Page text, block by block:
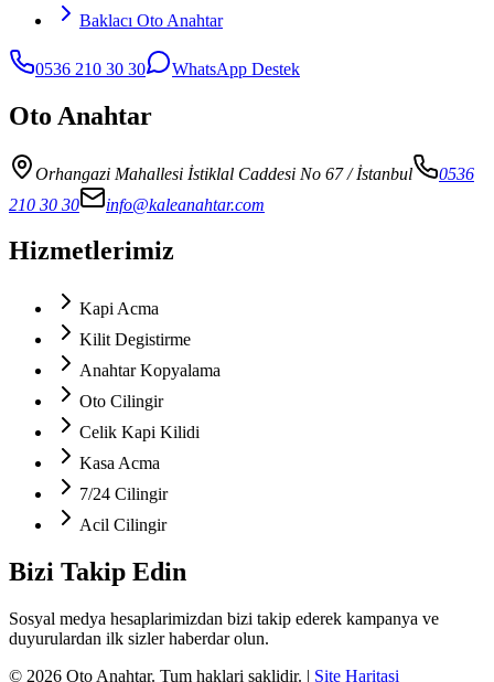
Baklacı Oto Anahtar
0536 210 30 30 WhatsApp Destek
Oto Anahtar
Orhangazi Mahallesi İstiklal Caddesi No 67/ İstanbul
0536
210 30 30
info@kaleanahtar.com
Hizmetlerimiz
Kapi Acma
Kilit Degistirme
Anahtar Kopyalama
Oto Cilingir
Celik Kapi Kilidi
Kasa Acma
7/24 Cilingir
Acil Cilingir
Bizi Takip Edin
Sosyal medya hesaplarimizdan bizi takip ederek kampanya ve
duyurulardan ilk sizler haberdar olun.
© 2026 Oto Anahtar. Tum haklari saklidir. | Site Haritasi